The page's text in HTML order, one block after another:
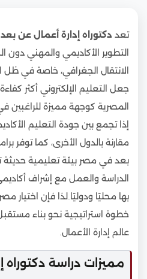
تعد دكتوراه إدارة أعمال عن بعد
التطوير الأكاديمي والمهني دون
الانتقال الجغرافي، خاصة في ظل
جعل التعليم الإلكتروني أكثر
المصرية كوجهة مميزة للراغبين
إذا تجمع بين جودة التعليم
مقارنة بالدول الأخرى، كما توفر
بعد في مصر بيئة تعليمية
الدراسة والعمل مع إشراف
بها محليًا ودوليًا.لذا فإن اختيار
خطوة استراتيجية نحو بناء
عالم إدارة الأعمال.
مميزات دراسة دكتوراه